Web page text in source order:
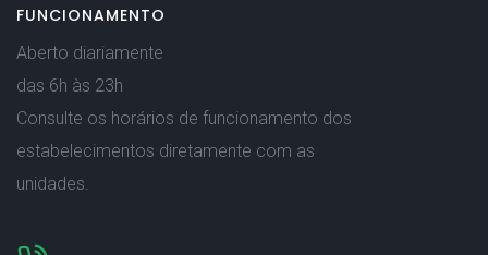
FUNCIONAMENTO
Aberto diariamente
das 6h às 23h
Consulte os horários de funcionamento dos
estabelecimentos diretamente com as
unidades.